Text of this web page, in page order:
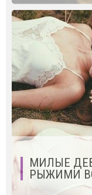
МИЛЫЕ
РЫЖИМИ